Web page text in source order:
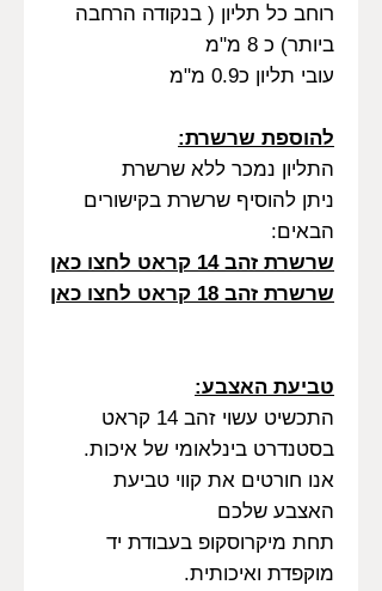
רוחב כל תליון ( בנקודה הרחבה
ביותר) כ 8 מ"מ
עובי תליון כ0.9 מ"מ
להוספת שרשרת:
התליון נמכר ללא שרשרת
ניתן להוסיף שרשרת בקישורים
הבאים:
שרשרת זהב 14 קראט לחצו כאן
שרשרת זהב 18 קראט לחצו כאן
טביעת האצבע:
התכשיט עשוי זהב 14 קראט
בסטנדרט בינלאומי של איכות.
אנו חורטים את קווי טביעת
האצבע שלכם
תחת מיקרוסקופ בעבודת יד
מוקפדת ואיכותית.